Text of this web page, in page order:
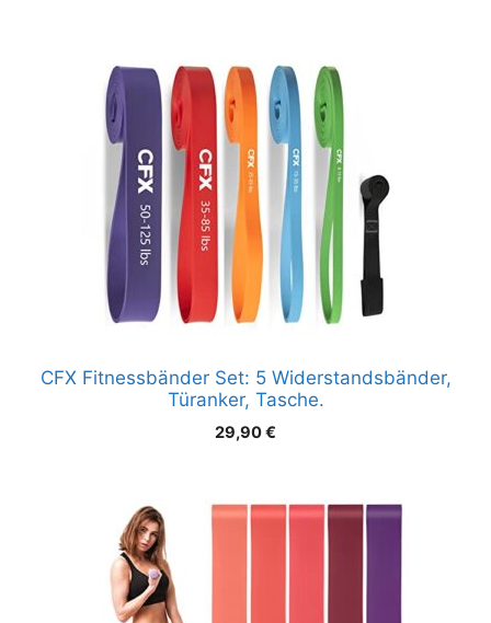
CFX Fitnessbänder Set: 5 Widerstandsbänder,
Türanker, Tasche.
29,90€